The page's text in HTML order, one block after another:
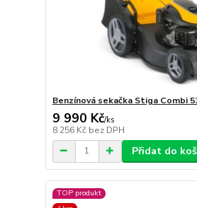
Benzínová sekačka Stiga Combi
9 990 Kč/ks
8 256 Kč bez DPH
Přidat do
TOP produkt